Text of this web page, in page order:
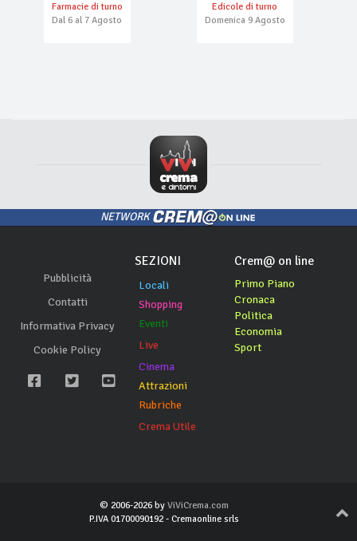
Farmacie di turno
Dal 6 al 7 Agosto
Edicole di turno
Domenica 9 Agosto
NETWORK
Pubblicità
Contatti
Informativa Privacy
Cookie Policy
SEZIONI
Locali
Shopping
Eventi
Live
Cinema
Attrazioni
Rubriche
Crema Utile
Crem@ on line
Primo Piano
Cronaca
Politica
Economia
Sport
© 2006-2026 by ViViCrema.com
P.IVA 01700090192 - Cremaonline srls